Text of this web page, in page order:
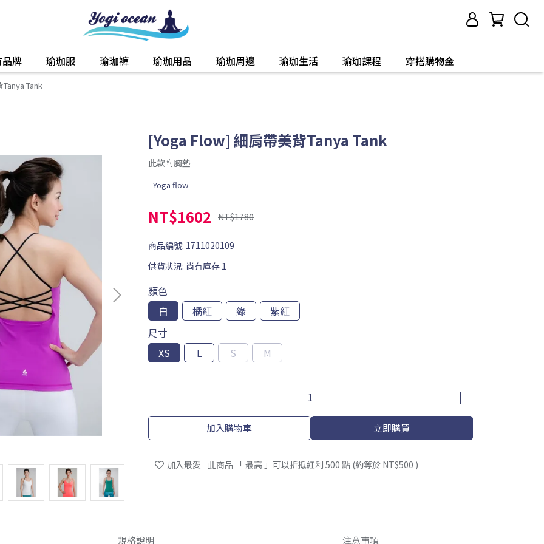
牌 瑜珈服 瑜珈褲 瑜珈用品 瑜珈周邊 瑜珈生活 瑜珈課程 穿搭購物金
Tank
[Yoga Flow] 細肩帶美背Tanya Tank
此款附胸墊
Yoga flow
NT$1602 NT$1780
商品編號: 1711020109
供貨狀況: 尚有庫存 1
顏色
白
橘紅 綠
紫紅
尺寸
XS
L S M
加入購物車 立即購買
加入最愛 此商品 「 最高 」可以折抵紅利 500 點 (約等於 NT$500 )
規格說明 注意事項